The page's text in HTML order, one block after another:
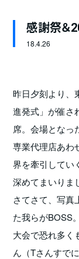
感謝祭＆
18.4.26
昨日夕刻より、
進発式」が催さ
席。会場となっ
専業代理店あわ
界を牽引してい
深めてまいりま
さてさて、写真
た我らがBOSS
大会で恐れ多く
ん（Tさんすで